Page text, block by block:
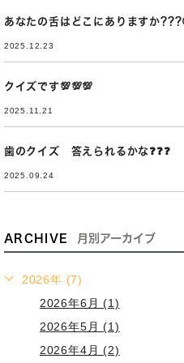
あなたの舌はどこにありますか
2025.12.23
クイズです💯💯💯
2025.11.21
歯のクイズ 答えられるかな❓❓❓
2025.09.24
ARCHIVE 月別アーカイブ
2026年 (7)
2026年6月 (1)
2026年5月 (1)
2026年4月 (2)